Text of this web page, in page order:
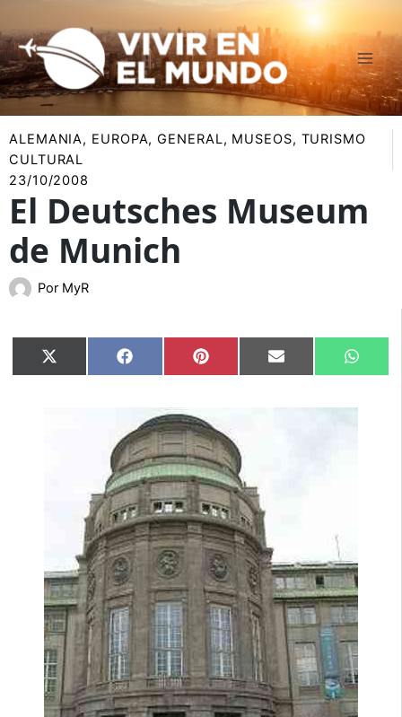
al
contenido
ALEMANIA, EUROPA,GENERAL, MUSEOS, TURISMO
CULTURAL
23/10/2008
El Deutsches Museum
de Munich
Por MyR
Compartir
en
X
(Twitter)
Compartir
en
Facebook Compartir
en
Pinterest Compartir
en
Email
en